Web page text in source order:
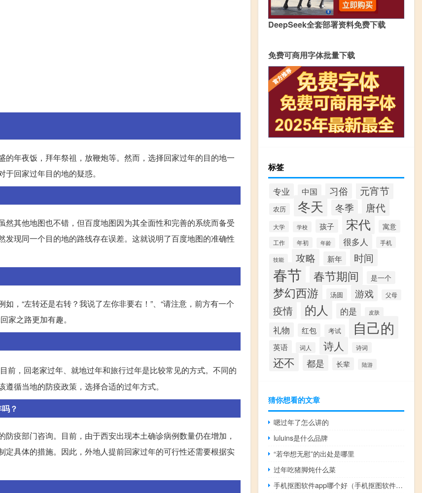
年夜饭，拜年祭祖，放鞭炮等。然而，选择回家过年的目的地一
回家过年目的地的疑惑。
其他地图也不错，但百度地图因为其全面性和完善的系统而备受
现同一个目的地的路线存在误差。这就说明了百度地图的准确性
，“左转还是右转？我说了左你非要右！”、“请注意，前方有一个
家之路更加有趣。
前，回老家过年、就地过年和旅行过年是比较常见的方式。不同的
循当地的防疫政策，选择合适的过年方式。
？
疫部门咨询。目前，由于西安出现本土确诊病例数量仍在增加，
具体的措施。因此，外地人提前回家过年的可行性还需要根据实
DeepSeek全套部署资料免费下载
免费可商用字体批量下载
标签
专业 中国 习俗 元宵节
农历 冬天 冬季 唐代
大学 学校 孩子 宋代 寓意
工作 年初 年龄 很多人 手机
技能 攻略 新年 时间
春节 春节期间 是一个
梦幻西游 汤圆 游戏 父母
疫情 的人 的是 皮肤
礼物 红包 考试 自己的
英语 词人 诗人 诗词
还不 都是 长辈 陆游
猜你想看的文章
嗯过年了怎么讲的
luluins是什么品牌
“若华想无慰”的出处是哪里
过年吃猪脚炖什么菜
手机抠图软件app哪个好（手机抠图软件哪个好）